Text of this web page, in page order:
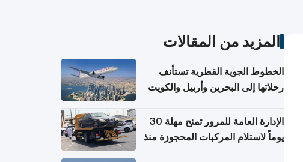
المزيد من المقالات
الخطوط الجوية القطرية تستأنف
رحلاتها إلى البحرين وأربيل والكويت
الإدارة العامة للمرور تمنح مهلة 30
يوماً لاستلام المركبات المحجوزة منذ